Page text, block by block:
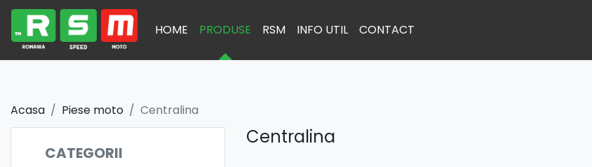
HOME PRODUSE RSM INFO UTIL CONTACT
Acasa Piese moto Centralina
CATEGORII
Centralina